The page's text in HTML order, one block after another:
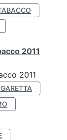
2011
2011